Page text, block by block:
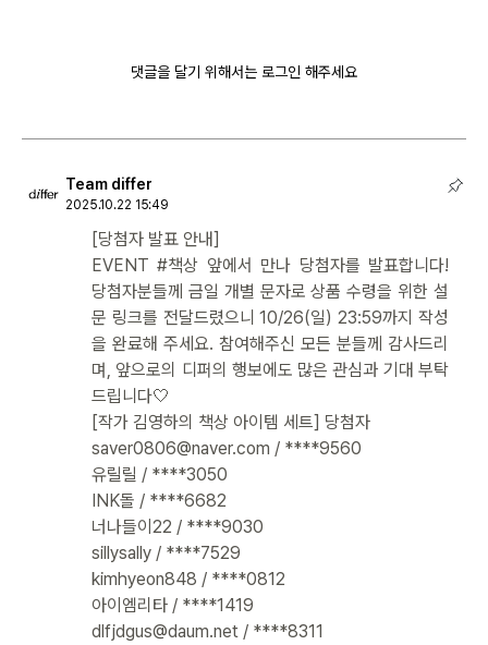
댓글을 달기 위해서는 로그인 해주세요
Team differ
2025.10.22 15:49
[당첨자 발표 안내]
EVENT #책상 앞에서 만나 당첨자를 발표합니다!
당첨자분들께 금일 개별 문자로 상품 수령을 위한 설
문 링크를 전달드렸으니 10/26(일) 23:59까지 작성
을 완료해 주세요. 참여해주신 모든 분들께 감사드리
며, 앞으로의 디퍼의 행보에도 많은 관심과 기대 부탁
드립니다🤍
[작가 김영하의 책상 아이템 세트] 당첨자
saver0806@naver.com / ****9560
유릴릴 / ****3050
INK돌 / ****6682
너나들이22 / ****9030
sillysally / ****7529
kimhyeon848 / ****0812
아이엠리타 / ****1419
dlfjdgus@daum.net / ****8311